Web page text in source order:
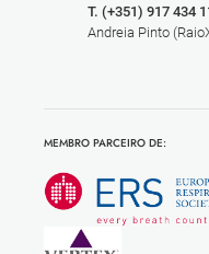
T. (+351) 917 434
Andreia Pinto
MEMBRO PARCEIRO DE: